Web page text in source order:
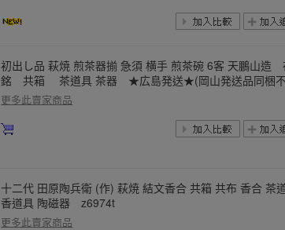
初出し品 萩焼 煎茶器揃 急須 横手 煎茶碗 6客 天鵬山造
銘 共箱 茶道具 茶器 ★広島発送★(岡山発送品同梱
更多此賣家商品
十二代 田原陶兵衛 (作) 萩焼 結文香合 共箱 共布 香合 茶
香道具 陶磁器 z6974t
更多此賣家商品